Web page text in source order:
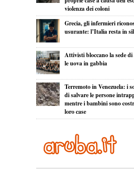
violenza dei coloni
Grecia, gli infermieri
usurante: l’Italia resta in
Attivisti bloccano la sede
le uova in gabbia
Terremoto in Venezuela: i
di salvare le persone
mentre i bambini sono
loro case